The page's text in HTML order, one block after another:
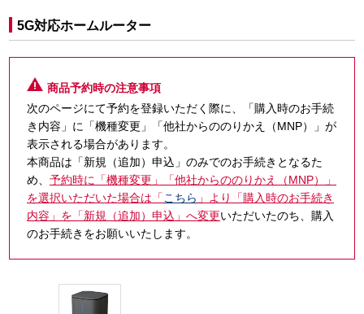
5G対応ホームルーター
商品予約時の注意事項
次のページにて予約を登録いただく際に、「購入時のお手続
き内容」に「機種変更」「他社からののりかえ（MNP）」が
表示される場合があります。
本商品は「新規（追加）申込」のみでのお手続きとなるた
め、 予約時に「機種変更」「他社からののりかえ（MNP）」
を選択いただいた場合は「 こちら 」より「購入時のお手続き
内容」を「新規（追加）申込」へ変更いただいたのち、購入
のお手続きをお願いいたします。